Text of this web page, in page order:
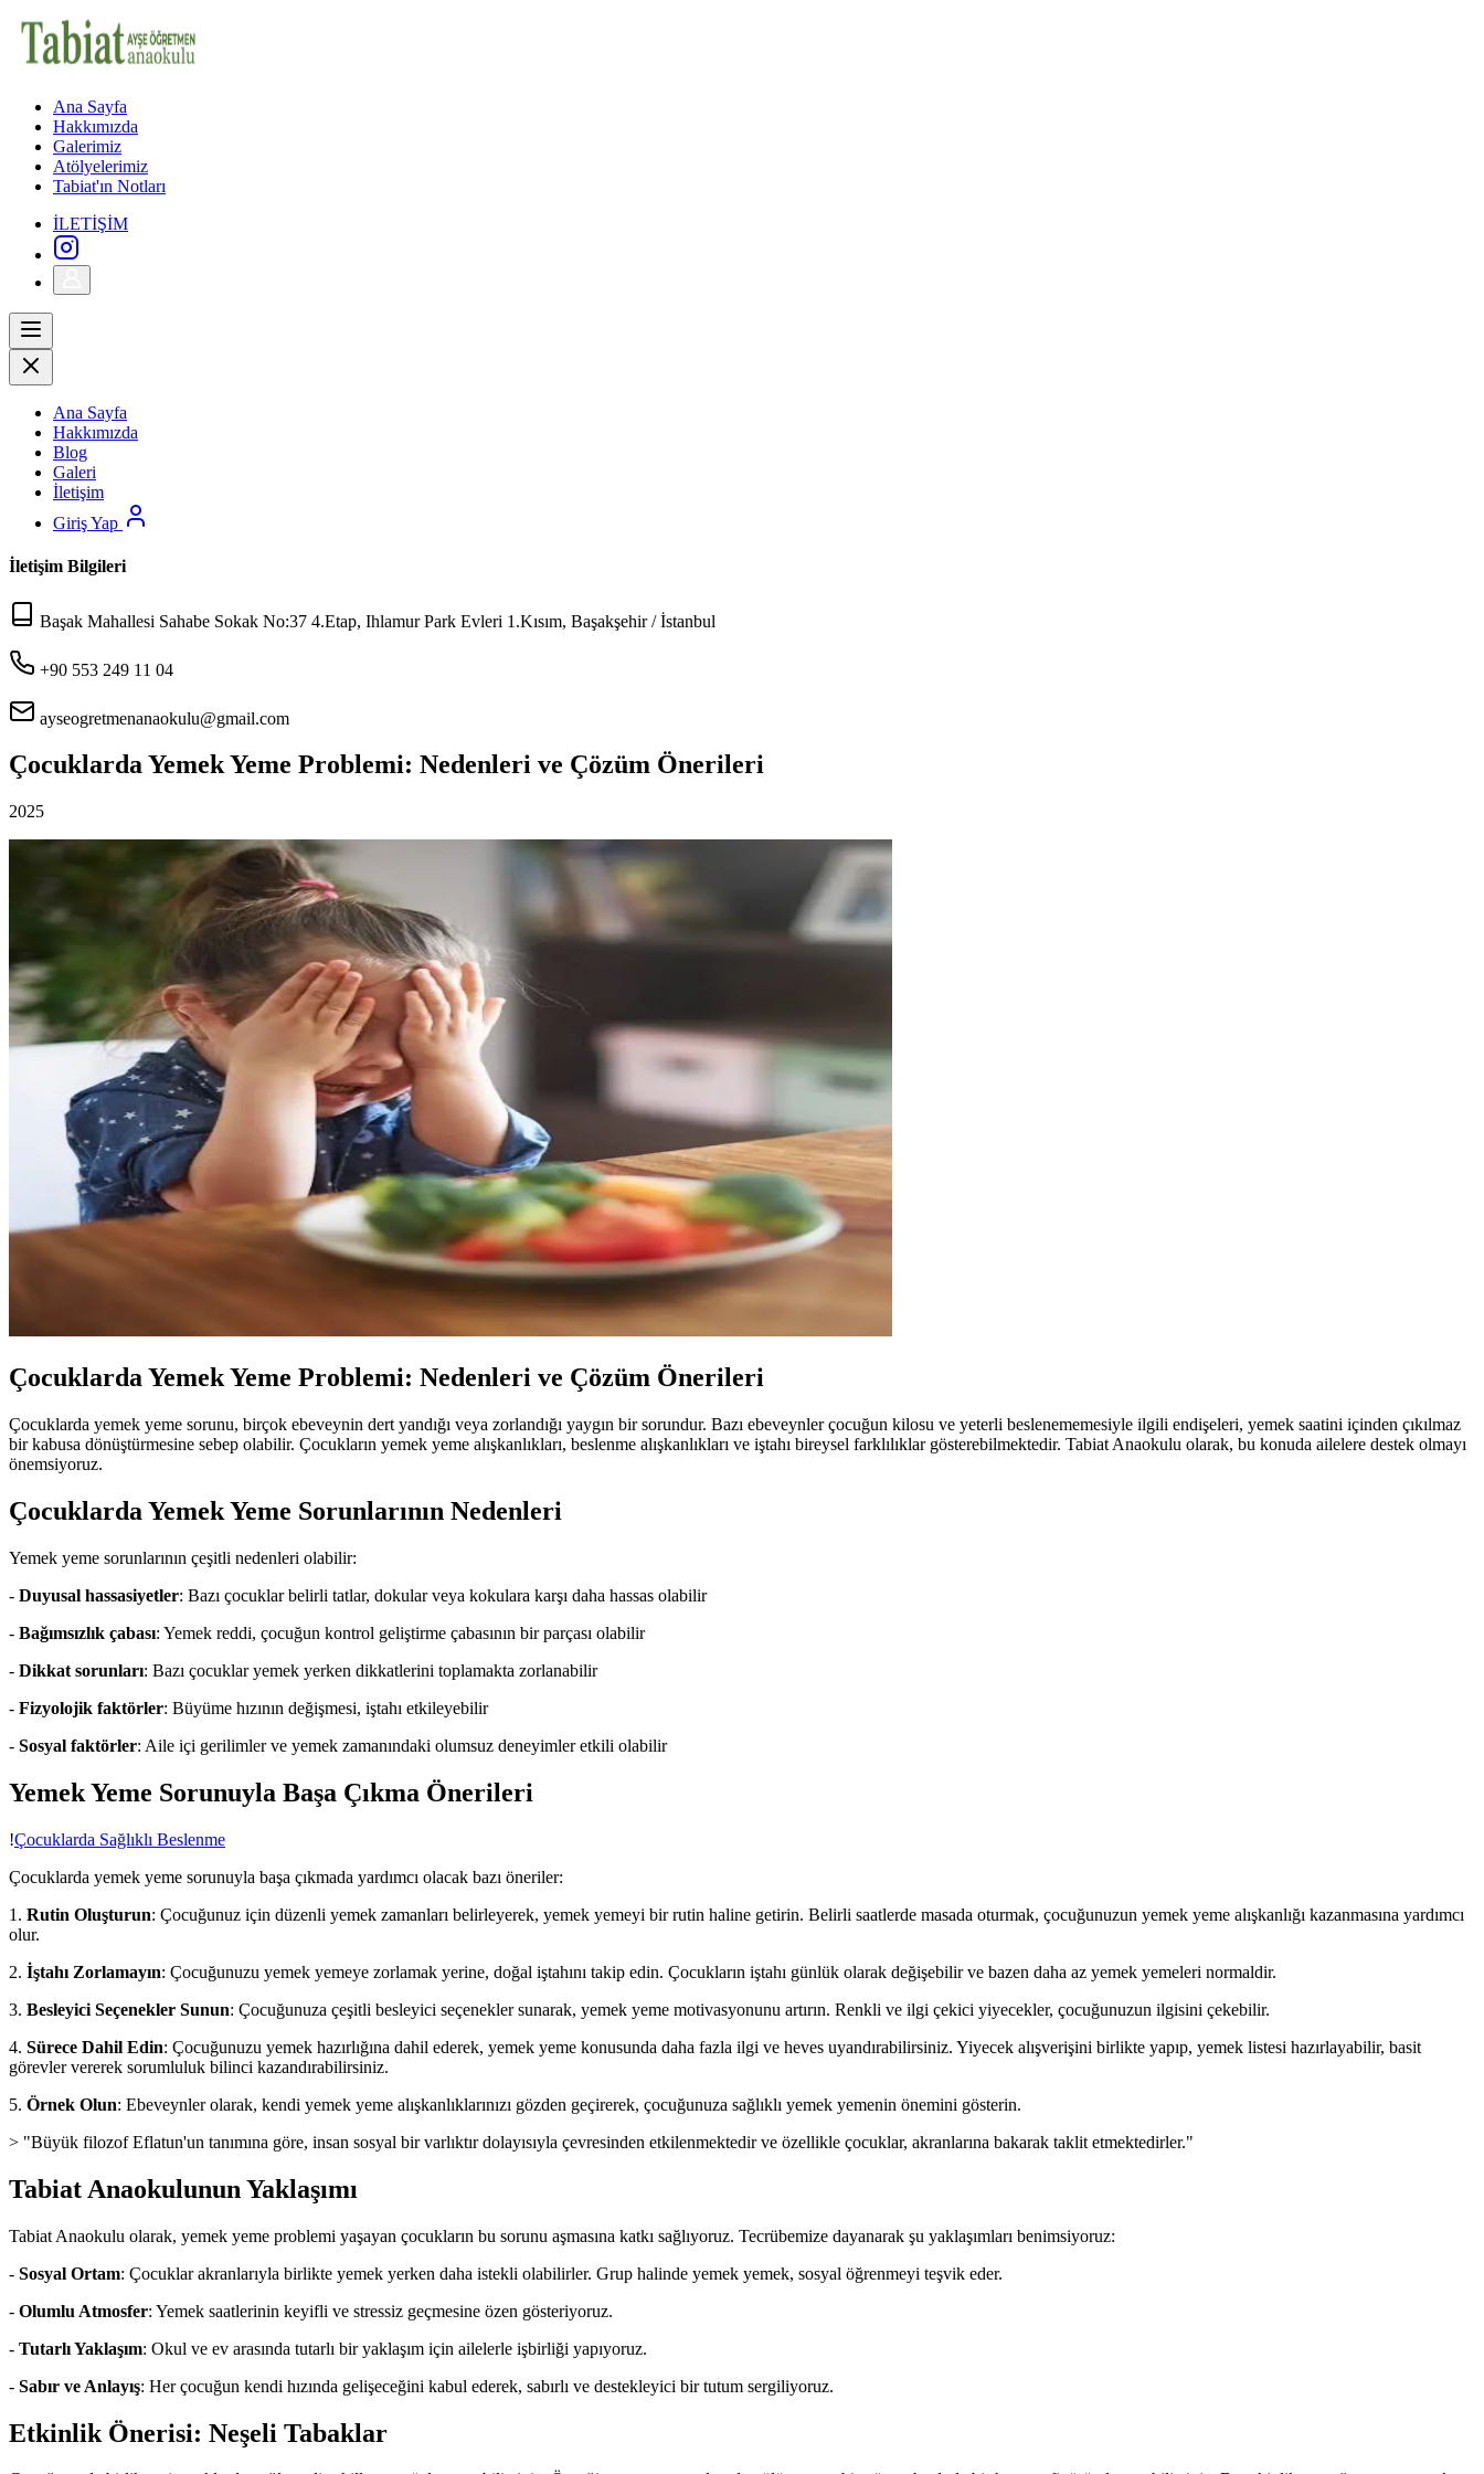
Ana Sayfa
Hakkımızda
Galerimiz
Atölyelerimiz
Tabiat'ın Notları
İLETİŞİM
Ana Sayfa
Hakkımızda
Blog
Galeri
İletişim
Giriş Yap
İletişim Bilgileri
Başak Mahallesi Sahabe Sokak No:37 4.Etap, Ihlamur Park Evleri 1.Kısım, Başakşehir / İstanbul
+90 553 249 11 04
ayseogretmenanaokulu@gmail.com
Çocuklarda Yemek Yeme Problemi: Nedenleri ve Çözüm Önerileri
2025
Çocuklarda Yemek Yeme Problemi: Nedenleri ve Çözüm Önerileri
Çocuklarda yemek yeme sorunu, birçok ebeveynin dert yandığı veya zorlandığı yaygın bir sorundur. Bazı ebeveynler çocuğun kilosu ve yeterli beslenememesiyle ilgili endişeleri, yemek saatini içinden çıkılmaz
bir kabusa dönüştürmesine sebep olabilir. Çocukların yemek yeme alışkanlıkları, beslenme alışkanlıkları ve iştahı bireysel farklılıklar gösterebilmektedir. Tabiat Anaokulu olarak, bu konuda ailelere destek olmayı
önemsiyoruz.
Çocuklarda Yemek Yeme Sorunlarının Nedenleri
Yemek yeme sorunlarının çeşitli nedenleri olabilir:
- Duyusal hassasiyetler: Bazı çocuklar belirli tatlar, dokular veya kokulara karşı daha hassas olabilir
- Bağımsızlık çabası: Yemek reddi, çocuğun kontrol geliştirme çabasının bir parçası olabilir
- Dikkat sorunları: Bazı çocuklar yemek yerken dikkatlerini toplamakta zorlanabilir
- Fizyolojik faktörler: Büyüme hızının değişmesi, iştahı etkileyebilir
- Sosyal faktörler: Aile içi gerilimler ve yemek zamanındaki olumsuz deneyimler etkili olabilir
Yemek Yeme Sorunuyla Başa Çıkma Önerileri
!Çocuklarda Sağlıklı Beslenme
Çocuklarda yemek yeme sorunuyla başa çıkmada yardımcı olacak bazı öneriler:
1. Rutin Oluşturun: Çocuğunuz için düzenli yemek zamanları belirleyerek, yemek yemeyi bir rutin haline getirin. Belirli saatlerde masada oturmak, çocuğunuzun yemek yeme alışkanlığı kazanmasına yardımcı
olur.
2. İştahı Zorlamayın: Çocuğunuzu yemek yemeye zorlamak yerine, doğal iştahını takip edin. Çocukların iştahı günlük olarak değişebilir ve bazen daha az yemek yemeleri normaldir.
3. Besleyici Seçenekler Sunun: Çocuğunuza çeşitli besleyici seçenekler sunarak, yemek yeme motivasyonunu artırın. Renkli ve ilgi çekici yiyecekler, çocuğunuzun ilgisini çekebilir.
4. Sürece Dahil Edin: Çocuğunuzu yemek hazırlığına dahil ederek, yemek yeme konusunda daha fazla ilgi ve heves uyandırabilirsiniz. Yiyecek alışverişini birlikte yapıp, yemek listesi hazırlayabilir, basit
görevler vererek sorumluluk bilinci kazandırabilirsiniz.
5. Örnek Olun: Ebeveynler olarak, kendi yemek yeme alışkanlıklarınızı gözden geçirerek, çocuğunuza sağlıklı yemek yemenin önemini gösterin.
> "Büyük filozof Eflatun'un tanımına göre, insan sosyal bir varlıktır dolayısıyla çevresinden etkilenmektedir ve özellikle çocuklar, akranlarına bakarak taklit etmektedirler."
Tabiat Anaokulunun Yaklaşımı
Tabiat Anaokulu olarak, yemek yeme problemi yaşayan çocukların bu sorunu aşmasına katkı sağlıyoruz. Tecrübemize dayanarak şu yaklaşımları benimsiyoruz:
- Sosyal Ortam: Çocuklar akranlarıyla birlikte yemek yerken daha istekli olabilirler. Grup halinde yemek yemek, sosyal öğrenmeyi teşvik eder.
- Olumlu Atmosfer: Yemek saatlerinin keyifli ve stressiz geçmesine özen gösteriyoruz.
- Tutarlı Yaklaşım: Okul ve ev arasında tutarlı bir yaklaşım için ailelerle işbirliği yapıyoruz.
- Sabır ve Anlayış: Her çocuğun kendi hızında gelişeceğini kabul ederek, sabırlı ve destekleyici bir tutum sergiliyoruz.
Etkinlik Önerisi: Neşeli Tabaklar